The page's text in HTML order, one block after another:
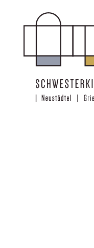
Zum Inhalt springen